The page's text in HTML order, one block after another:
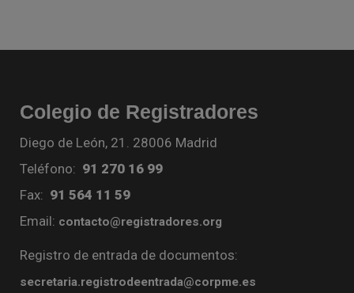
Colegio de Registradores
Diego de León, 21. 28006 Madrid
Teléfono: 91 270 16 99
Fax: 91 564 11 59
Email: contacto@registradores.org
Registro de entrada de documentos:
secretaria.registrodeentrada@corpme.es